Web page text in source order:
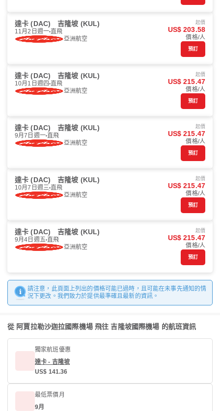
達卡 (DAC) 吉隆坡 (KUL)
11月2日週一 直飛
亞洲航空
起價
US$ 203.58
價格/人
預訂
達卡 (DAC) 吉隆坡 (KUL)
10月1日週四 直飛
亞洲航空
起價
US$ 215.47
價格/人
預訂
達卡 (DAC) 吉隆坡 (KUL)
9月7日週一 直飛
亞洲航空
起價
US$ 215.47
價格/人
預訂
達卡 (DAC) 吉隆坡 (KUL)
10月7日週三 直飛
亞洲航空
起價
US$ 215.47
價格/人
預訂
達卡 (DAC) 吉隆坡 (KUL)
9月4日週五 直飛
亞洲航空
起價
US$ 215.47
價格/人
預訂
請注意，此頁面上列出的價格可能已過時，且可能在未事先通知的情
況下更改。我們致力於提供最準確且最新的資訊。
從 阿賈拉勒沙迦拉國際機場 飛往 吉隆坡國際機場 的航班資訊
獨家航班優惠
達卡 - 吉隆坡
US$ 141.36
最低票價月
9月